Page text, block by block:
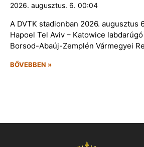
2026. augusztus. 6. 00:04
A DVTK stadionban 2026. augusztus
Hapoel Tel Aviv – Katowice
Borsod-Abaúj-Zemplén Vármegyei
BŐVEBBEN »